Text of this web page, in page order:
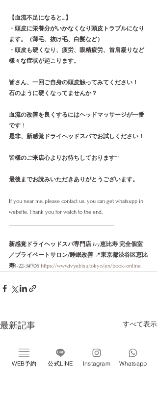
【血流不足になると…】
・頭皮に栄養分がいかなくなり頭皮トラブルになり
ます。（薄毛、抜け毛、白髪など）
・頭皮も硬くなり、疲労、眼精疲労、首肩凝りなど
様々な症状が起こります。
皆さん、一回ご自身の頭皮触ってみてください！
石のように硬くなってませんか？
血流の改善を良くするにはヘッドマッサージが一番
です ！
是非、新感覚ドライヘッドスパでお試しください！
皆様のご来店心よりお待ちしております^^
最後までお読みいただきありがとうございます。
If you near me, please contact us. you can get whatsupp in
website. Thank you for watch to the end.
新感覚ドライヘッドスパ専門店 ivy恵比寿 完全個室
／プライベートサロン/睡眠改善 📍東京都渋谷区恵比
寿1-22-3#706 https://www.ivyebisu.tokyo/en/book-online
最新記事 すべて表示
WEB予約 公式LINE Instagram Whatsapp